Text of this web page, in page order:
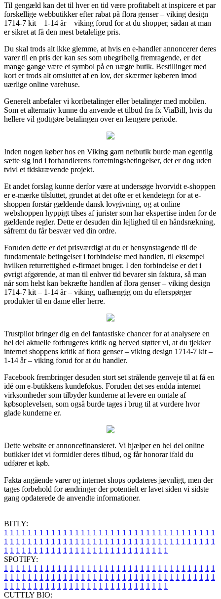
Til gengæld kan det til hver en tid være profitabelt at inspicere et par
forskellige webbutikker efter rabat på flora genser – viking design
1714-7 kit – 1-14 år – viking forud for at du shopper, sådan at man
er sikret at få den mest betalelige pris.
Du skal trods alt ikke glemme, at hvis en e-handler annoncerer deres
varer til en pris der kan ses som ubegribelig fremragende, er det
mange gange være et symbol på en uægte butik. Bestillinger med
kort er trods alt omsluttet af en lov, der skærmer køberen imod
uærlige online varehuse.
Generelt anbefaler vi kortbetalinger eller betalinger med mobilen.
Som et alternativ kunne du anvende et tilbud fra fx ViaBill, hvis du
hellere vil godtgøre betalingen over en længere periode.
Inden nogen køber hos en Viking garn netbutik burde man egentlig
sætte sig ind i forhandlerens forretningsbetingelser, det er dog uden
tvivl et tidskrævende projekt.
Et andet forslag kunne derfor være at undersøge hvorvidt e-shoppen
er e-mærke tilsluttet, grundet at det ofte er et kendetegn for at e-
shoppen forstår gældende dansk lovgivning, og at online
webshoppen hyppigt tilses af jurister som har ekspertise inden for de
gældende regler. Dette er desuden din lejlighed til en håndsrækning,
såfremt du får besvær ved din ordre.
Foruden dette er det prisværdigt at du er hensynstagende til de
fundamentale betingelser i forbindelse med handlen, til eksempel
hvilken returrettighed e-firmaet bruger. I den forbindelse er det i
øvrigt afgørende, at man til enhver tid bevarer sin faktura, så man
når som helst kan bekræfte handlen af flora genser – viking design
1714-7 kit – 1-14 år – viking, uafhængig om du efterspørger
produkter til en dame eller herre.
Trustpilot bringer dig en del fantastiske chancer for at analysere en
hel del aktuelle forbrugeres kritik og herved støtter vi, at du tjekker
internet shoppens kritik af flora genser – viking design 1714-7 kit –
1-14 år – viking forud for at du handler.
Facebook frembringer desuden stort set strålende genveje til at få en
idé om e-butikkens kundefokus. Foruden det ses endda internet
virksomheder som tilbyder kunderne at levere en omtale af
købsoplevelsen, som også burde tages i brug til at vurdere hvor
glade kunderne er.
Dette website er annoncefinansieret. Vi hjælper en hel del online
butikker idet vi formidler deres tilbud, og får honorar ifald du
udfører et køb.
Fakta angående varer og internet shops opdateres jævnligt, men der
tages forbehold for ændringer der potentielt er lavet siden vi sidste
gang opdaterede de anvendte informationer.
BITLY:
1 1 1 1 1 1 1 1 1 1 1 1 1 1 1 1 1 1 1 1 1 1 1 1 1 1 1 1 1 1 1 1 1 1 1 1
1 1 1 1 1 1 1 1 1 1 1 1 1 1 1 1 1 1 1 1 1 1 1 1 1 1 1 1 1 1 1 1 1 1 1 1
1 1 1 1 1 1 1 1 1 1 1 1 1 1 1 1 1 1 1 1 1 1 1 1 1 1 1 1
SPOTIFY:
1 1 1 1 1 1 1 1 1 1 1 1 1 1 1 1 1 1 1 1 1 1 1 1 1 1 1 1 1 1 1 1 1 1 1 1
1 1 1 1 1 1 1 1 1 1 1 1 1 1 1 1 1 1 1 1 1 1 1 1 1 1 1 1 1 1 1 1 1 1 1 1
1 1 1 1 1 1 1 1 1 1 1 1 1 1 1 1 1 1 1 1 1 1 1 1 1 1 1 1
CUTTLY BIO: